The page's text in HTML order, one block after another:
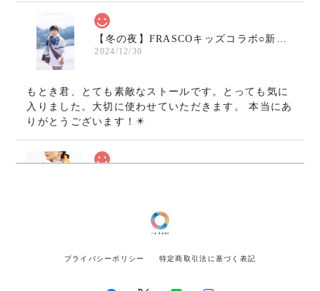
【冬の夜】FRASCOキッズコラボ○新作ウールガーゼストール
2024/12/30
もとき君、とても素敵なストールです。とっても気に
入りました。大切に使わせていただきます。 本当にあ
りがとうございます！✴️
画像通りの鮮やかで綺麗な発色、とても可愛いです。
れぞというマフラーやストールに出会えなかったので
プライバシーポリシー 特定商取引法に基づく表記